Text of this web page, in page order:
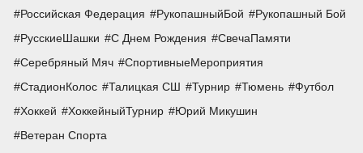
Российская Федерация
РукопашныйБой
Рукопашный Бой
РусскиеШашки
С Днем Рождения
СвечаПамяти
Серебряный Мяч
СпортивныеМероприятия
СтадионКолос
Талицкая СШ Турнир Тюмень
Футбол
Хоккей
ХоккейныйТурнир
Юрий Микушин
Ветеран Спорта